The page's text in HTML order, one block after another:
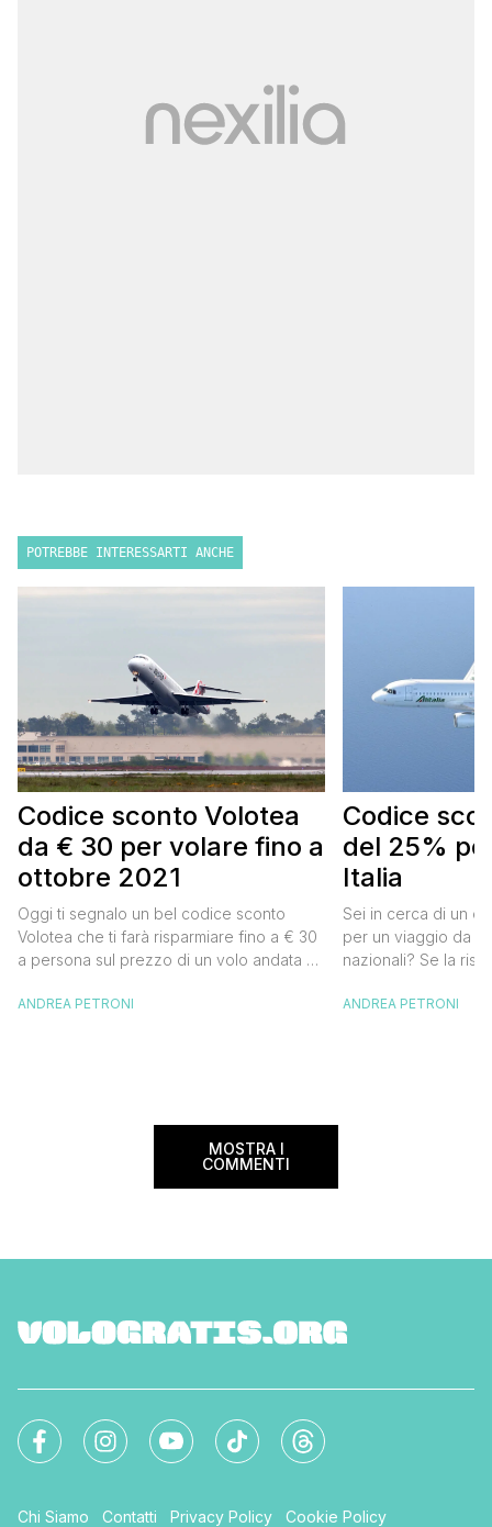
POTREBBE INTERESSARTI ANCHE
Codice sconto Volotea
da € 30 per volare fino a
ottobre 2021
Oggi ti segnalo un bel codice sconto
Volotea che ti farà risparmiare fino a € 30
a persona sul prezzo di un volo andata e
15 a tratta, che diventano € 30 su un volo
ANDREA PETRONI
Codice
del 25%
Italia
Sei in cerca di un
per un viaggio da
nazionali? Se la
Alitalia per l’Italia.
ANDREA PETRONI
MOSTRA I
COMMENTI
Chi Siamo Contatti Privacy Policy Cookie Policy